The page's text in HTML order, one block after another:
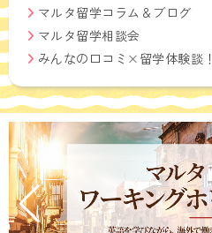
マルタ留学コラム＆ブログ
マルタ留学相談会
みんなの口コミ×留学体験談！